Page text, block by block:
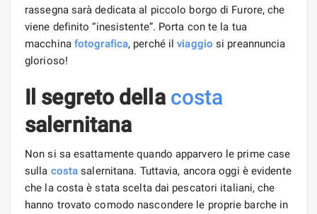
rassegna sarà dedicata al piccolo borgo di Furore, che
viene definito “inesistente”. Porta con te la tua
macchina fotografica, perché ilviaggio si preannuncia
glorioso!
Il segreto della costa
salernitana
Non si sa esattamente quando apparvero le prime case
sulla costa salernitana. Tuttavia, ancora oggi è evidente
che la costa è stata scelta dai pescatori italiani, che
hanno trovato comodo nascondere le proprie barche in